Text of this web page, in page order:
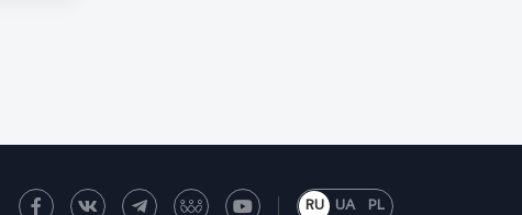
RU UA PL